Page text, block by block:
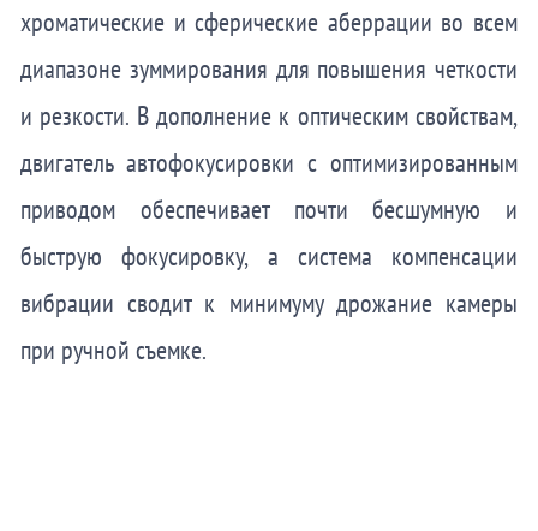
хроматические и сферические аберрации во всем
диапазоне зуммирования для повышения четкости
и резкости. В дополнение к оптическим свойствам,
двигатель автофокусировки с оптимизированным
приводом обеспечивает почти бесшумную и
быструю фокусировку, а система компенсации
вибрации сводит к минимуму дрожание камеры
при ручной съемке.